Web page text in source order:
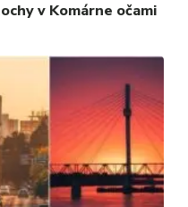
v Komárne očami